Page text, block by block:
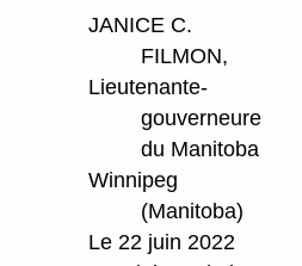
JANICE C.
FILMON,
Lieutenante-
gouverneure
du Manitoba
Winnipeg
(Manitoba)
Le 22 juin 2022